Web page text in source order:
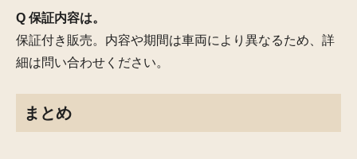
Q 保証内容は。
保証付き販売。内容や期間は車両により異なるため、詳
細は問い合わせください。
まとめ